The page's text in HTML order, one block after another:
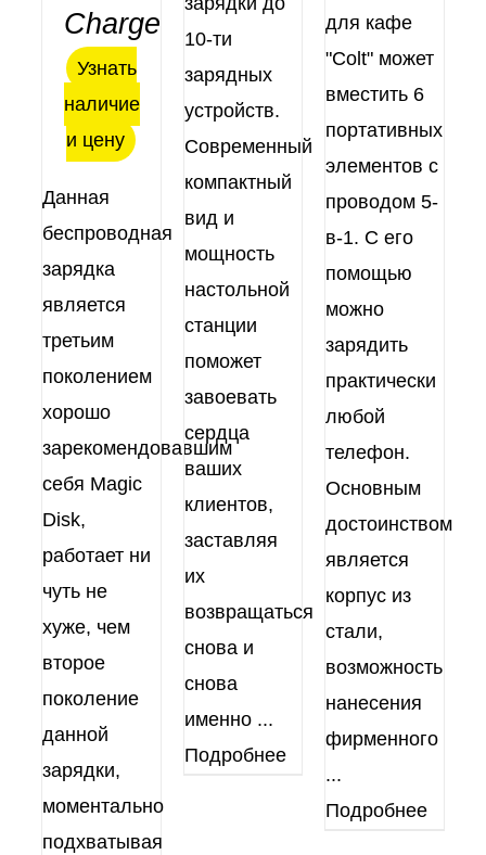
Charge
Узнать
наличие
и цену
Данная
беспроводная
зарядка
является
третьим
поколением
хорошо
зарекомендовавшим
себя Magic
Disk,
работает ни
чуть не
хуже, чем
второе
поколение
данной
зарядки,
моментально
подхватывая
10-ти
зарядных
устройств.
Современный
компактный
вид и
мощность
настольной
станции
поможет
завоевать
сердца
ваших
клиентов,
заставляя
их
возвращаться
снова и
снова
именно ...
Подробнее
для кафе
"Colt" может
вместить 6
портативных
элементов с
проводом 5-
в-1. С его
помощью
можно
зарядить
практически
любой
телефон.
Основным
достоинством
является
корпус из
стали,
возможность
нанесения
фирменного
...
Подробнее